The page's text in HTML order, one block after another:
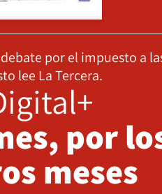
por el impuesto a
lee La Tercera.
por
meses